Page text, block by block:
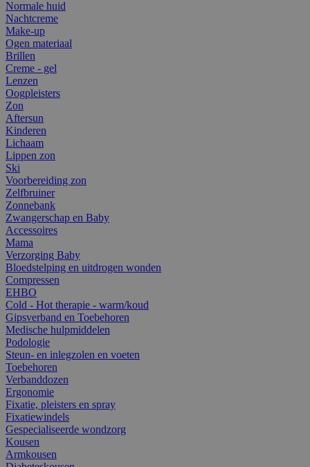
Normale huid
Nachtcreme
Make-up
Ogen materiaal
Brillen
Creme - gel
Lenzen
Oogpleisters
Zon
Aftersun
Kinderen
Lichaam
Lippen zon
Ski
Voorbereiding zon
Zelfbruiner
Zonnebank
Zwangerschap en Baby
Accessoires
Mama
Verzorging Baby
Bloedstelping en uitdrogen wonden
Compressen
EHBO
Cold - Hot therapie - warm/koud
Gipsverband en Toebehoren
Medische hulpmiddelen
Podologie
Steun- en inlegzolen en voeten
Toebehoren
Verbanddozen
Ergonomie
Fixatie, pleisters en spray
Fixatiewindels
Gespecialiseerde wondzorg
Kousen
Armkousen